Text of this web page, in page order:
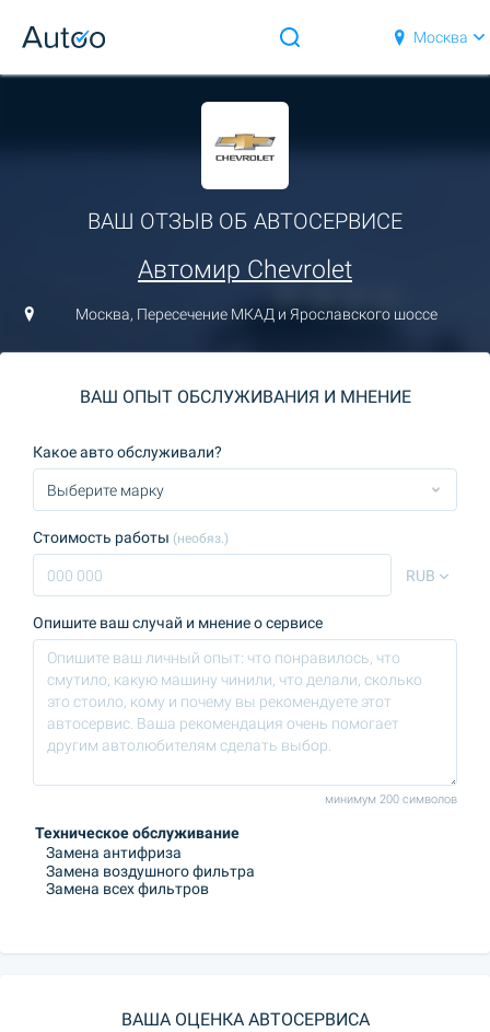
Москва
ВАШ ОТЗЫВ ОБ АВТОСЕРВИСЕ
Автомир Chevrolet
Москва, Пересечение МКАД и Ярославского шоссе
ВАШ ОПЫТ ОБСЛУЖИВАНИЯ И МНЕНИЕ
Какое авто обслуживали?
Стоимость работы (необяз.)
RUB
Опишите ваш случай и мнение о сервисе
минимум 200 символов
ВАША ОЦЕНКА АВТОСЕРВИСА